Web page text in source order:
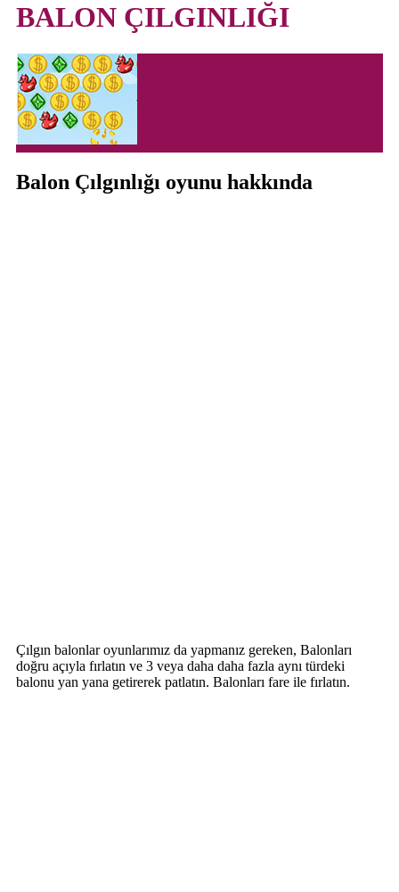
BALON ÇILGINLIĞI
Balon Çılgınlığı oyunu hakkında
Çılgın balonlar oyunlarımız da yapmanız gereken, Balonları
doğru açıyla fırlatın ve 3 veya daha daha fazla aynı türdeki
balonu yan yana getirerek patlatın. Balonları fare ile fırlatın.